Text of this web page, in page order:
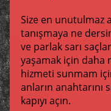
Size en unutulmaz
tanışmaya ne
ve parlak sarı
yaşamak için daha
hizmeti sunmam
anların anahtarını
kapıyı açın.